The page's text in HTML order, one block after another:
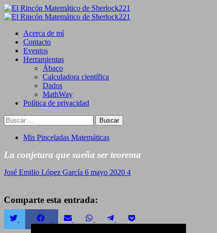
Saltar
al
Primary
Acerca de mí
Contacto
Eventos
Herramientas
Ábaco
Calculadora científica
Dados
MathWay
Política de privacidad
Buscar:
Mis Pinceladas Matemáticas
La conjetura que sueña ser teorema
José Emilio López García 6 mayo 2020 4
Comparte esta entrada:
Compartir
Compartir
en
Compartir
en
Compartir
en
Compartir
en
en